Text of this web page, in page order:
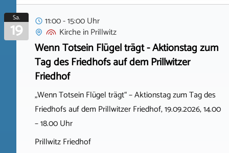
Sa.
19
11:00 - 15:00 Uhr
KircheinPrillwitz
Wenn Totsein Flügel trägt - Aktionstag zum
Tag des Friedhofs auf dem Prillwitzer
Friedhof
„Wenn Totsein Flügel trägt“ – Aktionstag zum Tag des
Friedhofs auf dem Prillwitzer Friedhof, 19.09.2026, 14.00
– 18.00 Uhr
Prillwitz Friedhof